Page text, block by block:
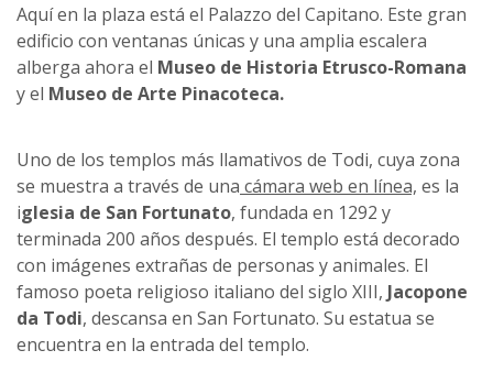
Aquí en la plaza está el Palazzo del Capitano. Este gran
edificio con ventanas únicas y una amplia escalera
alberga ahora el Museo de Historia Etrusco-Romana
y el Museo de Arte Pinacoteca.
Uno de los templos más llamativos de Todi, cuya zona
se muestra a través de una cámara web en línea, es la
iglesia de San Fortunato, fundada en 1292 y
terminada 200 años después. El templo está decorado
con imágenes extrañas de personas y animales. El
famoso poeta religioso italiano del siglo XIII, Jacopone
da Todi, descansa en San Fortunato. Su estatua se
encuentra en la entrada del templo.